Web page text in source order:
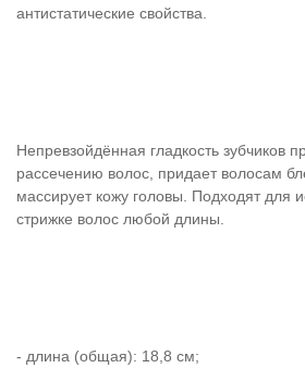
антистатические свойства.
Непревзойдённая гладкость зубчиков
рассечению волос, придает волосам
массирует кожу головы. Подходят для
стрижке волос любой длины.
- длина (общая): 18,8 см;